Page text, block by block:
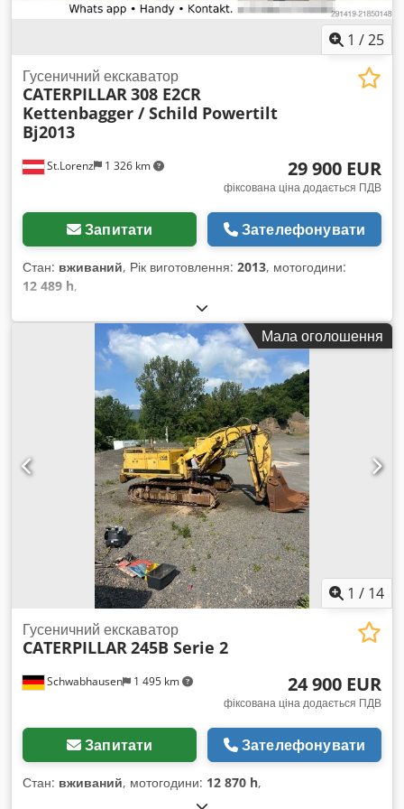
1 /25
St.Lorenz 1 326 km
Гусеничний екскаватор
CATERPILLAR308 E2CR
Kettenbagger / Schild Powertilt
Bj2013
29 900 EUR
фіксована ціна додається ПДВ
Запитати Зателефонувати
Стан: вживаний, Рік виготовлення: 2013, мотогодини:
12 489 h,
Мала оголошення
1 / 14
Schwabhausen 1 495 km
Гусеничний екскаватор
CATERPILLAR245B Serie 2
24 900 EUR
фіксована ціна додається ПДВ
Запитати Зателефонувати
Стан: вживаний, мотогодини: 12 870 h,